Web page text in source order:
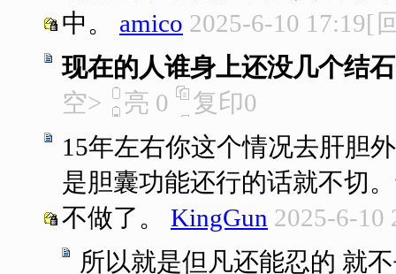
中。
amico 2025-6-10 17:19[
现在的人谁身上还没几个结
空>
亮 0 复印0
15年左右你这个情况去肝胆
是胆囊功能还行的话就不切
不做了。
KingGun 2025-6-10
所以就是但凡还能忍的 就